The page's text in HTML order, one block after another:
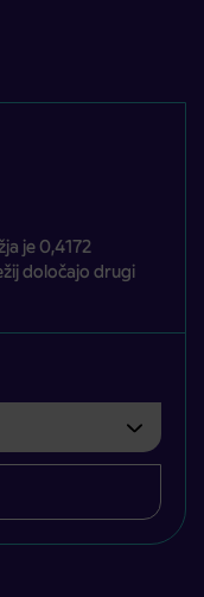
je 0,4172
določajo drugi